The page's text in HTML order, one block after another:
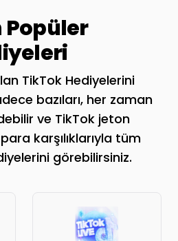
Popüler
TikTok Hediyelerini
bazıları, her zaman
ve TikTok jeton
karşılıklarıyla tüm
görebilirsiniz.